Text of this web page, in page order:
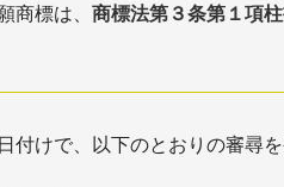
商標は、 商標法第３条第１項
付けで、以下のとおりの審尋